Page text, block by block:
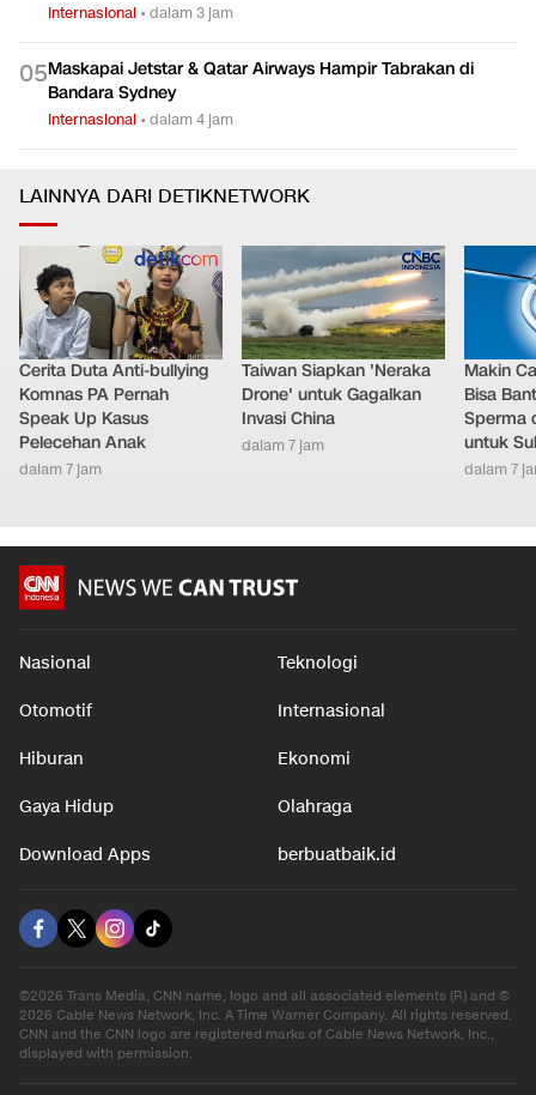
Internasional •dalam 3 jam
05Maskapai Jetstar & Qatar Airways Hampir Tabrakan di
Bandara Sydney
Internasional •dalam 4 jam
LAINNYA DARI DETIKNETWORK
Cerita Duta Anti-bullying
Komnas PA Pernah
Speak Up Kasus
Pelecehan Anak
dalam 7 jam
Taiwan Siapkan 'Neraka
Drone' untuk Gagalkan
Invasi China
dalam 7 jam
Makin
Bisa
Sperma
untuk
dalam 7
Nasional Teknologi
Otomotif Internasional
Hiburan Ekonomi
Gaya Hidup Olahraga
Download Apps berbuatbaik.id
©2026 Trans Media, CNN name, logo and all associated elements (R) and ©
2026 Cable News Network, Inc. A Time Warner Company. All rights reserved.
CNN and the CNN logo are registered marks of Cable News Network, Inc.,
displayed with permission.